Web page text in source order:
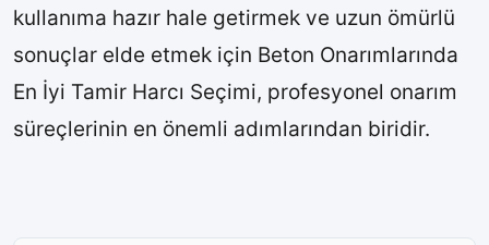
kullanıma hazır hale getirmek ve uzun ömürlü
sonuçlar elde etmek için Beton Onarımlarında
En İyi Tamir Harcı Seçimi, profesyonel onarım
süreçlerinin en önemli adımlarından biridir.